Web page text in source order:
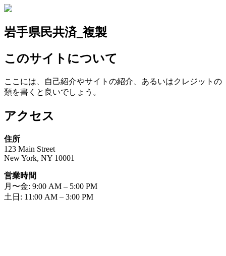
岩手県民共済_複製
このサイトについて
ここには、自己紹介やサイトの紹介、あるいはクレジットの
類を書くと良いでしょう。
アクセス
住所
123 Main Street
New York, NY 10001
営業時間
月〜金: 9:00 AM – 5:00 PM
土日: 11:00 AM – 3:00 PM